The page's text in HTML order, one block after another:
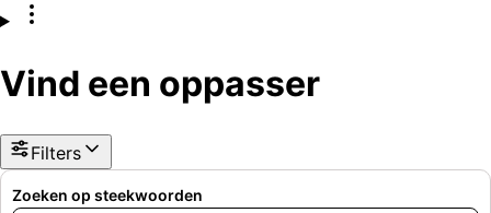
Vind een oppasser
Filters
Zoeken op steekwoorden